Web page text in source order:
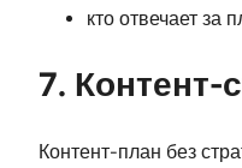
кто отвечает за
7. Контент-
Контент-план без